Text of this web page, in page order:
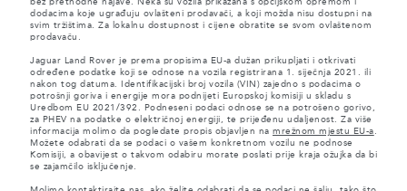
dodacima koje ugrađuju ovlašteni prodavači, a koji možda nisu dostupni na
svim tržištima. Za lokalnu dostupnost i cijene obratite se svom ovlaštenom
prodavaču.
Jaguar Land Rover je prema propisima EU-a dužan prikupljati i otkrivati
određene podatke koji se odnose na vozila registrirana 1. siječnja 2021. ili
nakon tog datuma. Identifikacijski broj vozila (VIN) zajedno s podacima o
potrošnji goriva i energije mora podnijeti Europskoj komisiji u skladu s
Uredbom EU 2021/392. Podneseni podaci odnose se na potrošeno gorivo,
za PHEV na podatke o električnoj energiji, te prijeđenu udaljenost. Za više
informacija molimo da pogledate propis objavljen na mrežnom mjestu EU-a
Možete odabrati da se podaci o vašem konkretnom vozilu ne podnose
Komisiji, a obavijest o takvom odabiru morate poslati prije kraja ožujka da bi
se zajamčilo isključenje.